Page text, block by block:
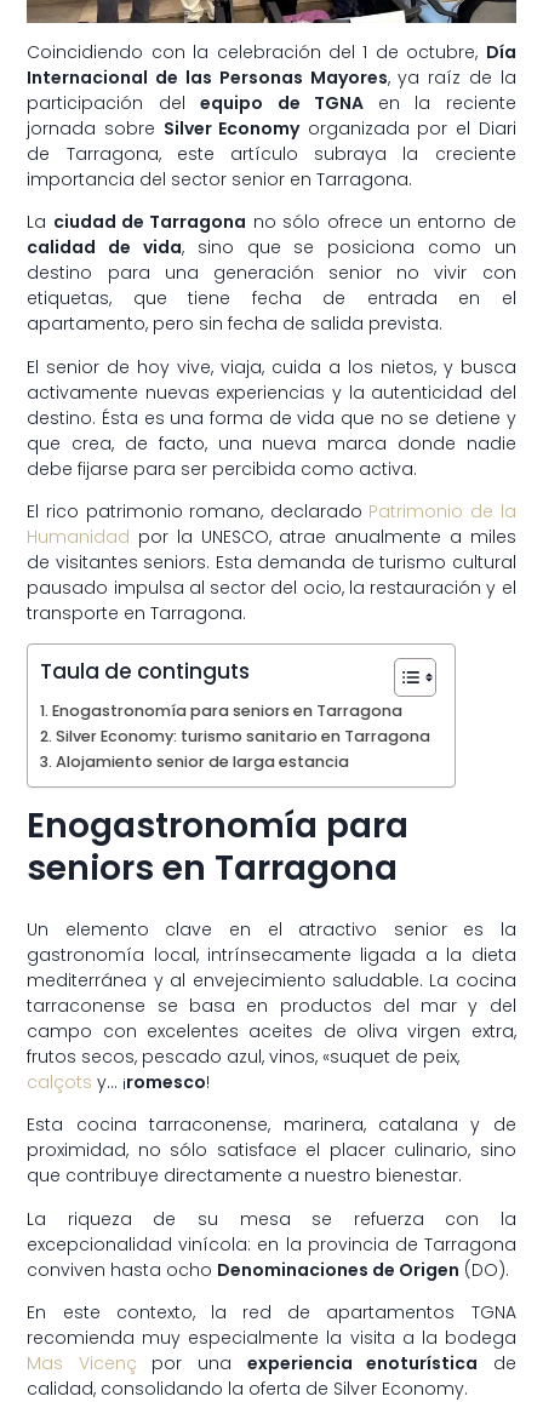
Coincidiendo con la celebración del 1 de octubre, Día
Internacional de las Personas Mayores, ya raíz de la
participación delequipo de TGNA en la reciente
jornada sobre Silver Economyorganizada por el Diari
de Tarragona, este artículo subraya la creciente
importancia del sector senior en Tarragona.
La ciudad de Tarragona no sólo ofrece un entorno de
calidad de vida, sino que se posiciona como un
destino para una generación senior no vivir con
etiquetas, que tiene fecha de entrada en el
apartamento, pero sin fecha de salida prevista.
El senior de hoy vive, viaja, cuida a los nietos, y busca
activamente nuevas experiencias y la autenticidad del
destino. Ésta es una forma de vida que no se detiene y
que crea, de facto, una nueva marca donde nadie
debe fijarse para ser percibida como activa.
El rico patrimonio romano, declarado Patrimonio de la
Humanidad por la UNESCO, atrae anualmente a miles
de visitantes seniors. Esta demanda de turismo cultural
pausado impulsa al sector del ocio, la restauración y el
transporte en Tarragona.
Taula de continguts
Enogastronomía para seniors en Tarragona
Silver Economy: turismo sanitario en Tarragona
Alojamiento senior de larga estancia
Enogastronomía para
seniors en Tarragona
Un elemento clave en el atractivo senior es la
gastronomía local, intrínsecamente ligada a la dieta
mediterránea y al envejecimiento saludable. La cocina
tarraconense se basa en productos del mar y del
campo con excelentes aceites de oliva virgen extra,
frutos secos, pescado azul, vinos, «suquet de peix,
calçots y… ¡romesco!
Esta cocina tarraconense, marinera, catalana y de
proximidad, no sólo satisface el placer culinario, sino
que contribuye directamente a nuestro bienestar.
La riqueza de su mesa se refuerza con la
excepcionalidad vinícola: en la provincia de Tarragona
conviven hasta ocho Denominaciones de Origen (DO).
En este contexto, la red de apartamentos TGNA
recomienda muy especialmente la visita a la bodega
Mas Vicenç por una experiencia enoturística de
calidad, consolidando la oferta de Silver Economy.